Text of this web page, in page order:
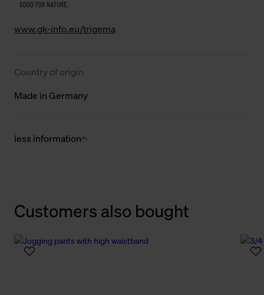
www.gk-info.eu/trigema
Country of origin
Made in Germany
less information
Customers also bought